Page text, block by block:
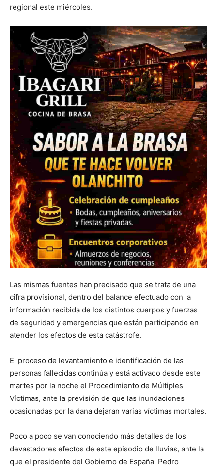
regional este miércoles.
Las mismas fuentes han precisado que se trata de una
cifra provisional, dentro del balance efectuado con la
información recibida de los distintos cuerpos y fuerzas
de seguridad y emergencias que están participando en
atender los efectos de esta catástrofe.
El proceso de levantamiento e identificación de las
personas fallecidas continúa y está activado desde este
martes por la noche el Procedimiento de Múltiples
Víctimas, ante la previsión de que las inundaciones
ocasionadas por la dana dejaran varias víctimas mortales.
Poco a poco se van conociendo más detalles de los
devastadores efectos de este episodio de lluvias, ante la
que el presidente del Gobierno de España, Pedro